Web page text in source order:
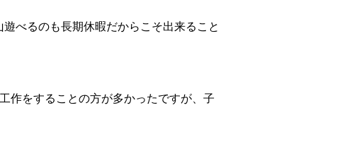
べるのも長期休暇だからこそ出来ること
作をすることの方が多かったですが、子